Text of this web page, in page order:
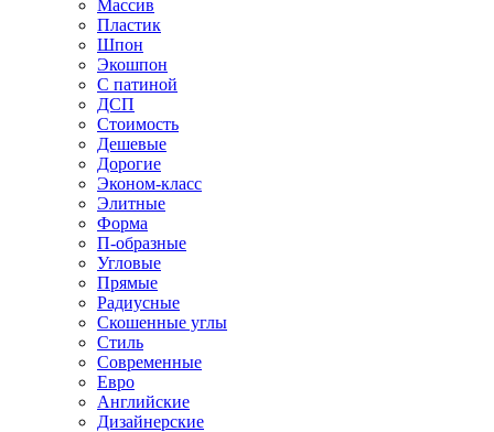
Массив
Пластик
Шпон
Экошпон
С патиной
ДСП
Стоимость
Дешевые
Дорогие
Эконом-класс
Элитные
Форма
П-образные
Угловые
Прямые
Радиусные
Скошенные углы
Стиль
Современные
Евро
Английские
Дизайнерские